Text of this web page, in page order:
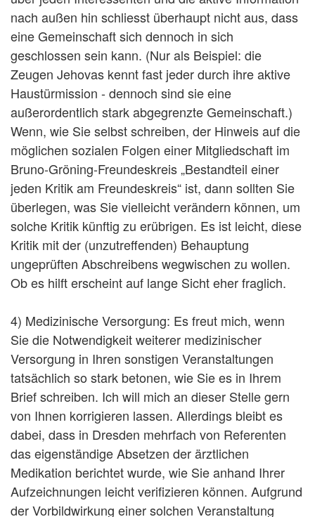
nach außen hin schliesst überhaupt nicht aus, dass
eine Gemeinschaft sich dennoch in sich
geschlossen sein kann. (Nur als Beispiel: die
Zeugen Jehovas kennt fast jeder durch ihre aktive
Haustürmission - dennoch sind sie eine
außerordentlich stark abgegrenzte Gemeinschaft.)
Wenn, wie Sie selbst schreiben, der Hinweis auf die
möglichen sozialen Folgen einer Mitgliedschaft im
Bruno-Gröning-Freundeskreis „Bestandteil einer
jeden Kritik am Freundeskreis“ ist, dann sollten Sie
überlegen, was Sie vielleicht verändern können, um
solche Kritik künftig zu erübrigen. Es ist leicht, diese
Kritik mit der (unzutreffenden) Behauptung
ungeprüften Abschreibens wegwischen zu wollen.
Ob es hilft erscheint auf lange Sicht eher fraglich.
4) Medizinische Versorgung: Es freut mich, wenn
Sie die Notwendigkeit weiterer medizinischer
Versorgung in Ihren sonstigen Veranstaltungen
tatsächlich so stark betonen, wie Sie es in Ihrem
Brief schreiben. Ich will mich an dieser Stelle gern
von Ihnen korrigieren lassen. Allerdings bleibt es
dabei, dass in Dresden mehrfach von Referenten
das eigenständige Absetzen der ärztlichen
Medikation berichtet wurde, wie Sie anhand Ihrer
Aufzeichnungen leicht verifizieren können. Aufgrund
der Vorbildwirkung einer solchen Veranstaltung